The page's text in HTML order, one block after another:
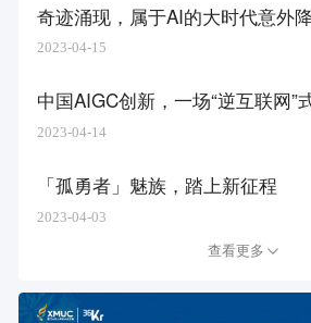
奇迹涌现，属于AI的大时代意外
2023-04-15
中国AIGC创新，一场“逆互联网”
2023-04-14
「孤勇者」魅族，踏上新征程
2023-04-03
查看更多